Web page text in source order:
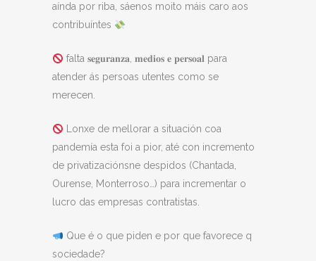
aínda por riba, sáenos moito máis caro aos
contribuíntes
falta 𝐬𝐞𝐠𝐮𝐫𝐚𝐧𝐳𝐚, 𝐦𝐞𝐝𝐢𝐨𝐬 𝐞 𝐩𝐞𝐫𝐬𝐨𝐚𝐥 para
atender ás persoas utentes como se
merecen.
Lonxe de mellorar a situación coa
pandemía esta foi a pior, até con incremento
de privatizaciónsne despidos (Chantada,
Ourense, Monterroso…) para incrementar o
lucro das empresas contratistas.
Que é o que piden e por que favorece q
sociedade?